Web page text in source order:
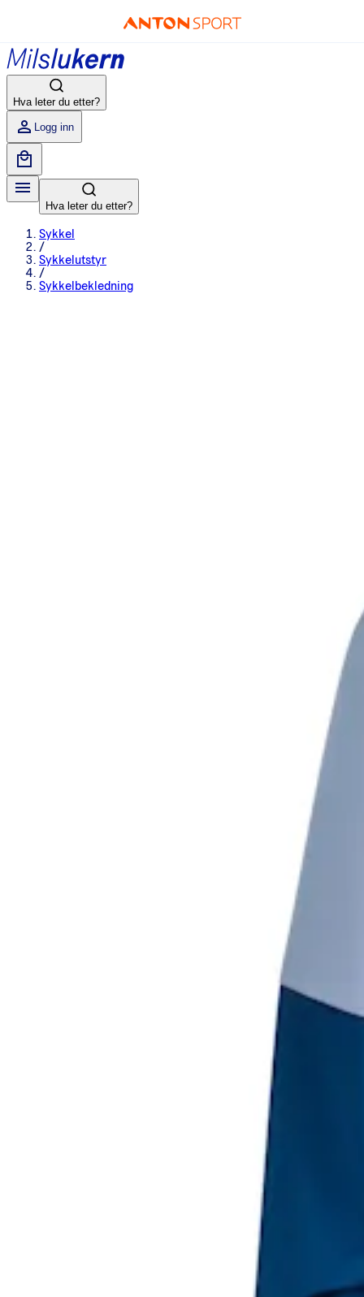
Hva leter du etter?
Logg inn
Hva leter du etter?
Sykkel
/
Sykkelutstyr
/
Sykkelbekledning